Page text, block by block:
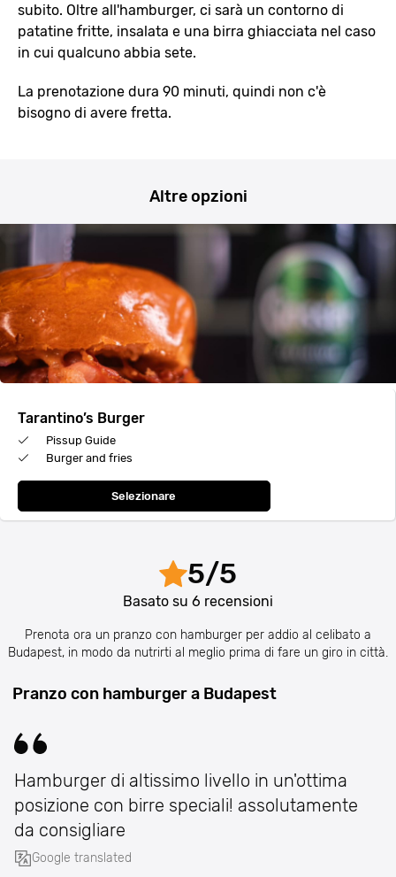
subito. Oltre all'hamburger, ci sarà un contorno di
patatine fritte, insalata e una birra ghiacciata nel caso
in cui qualcuno abbia sete.
La prenotazione dura 90 minuti, quindi non c'è
bisogno di avere fretta.
Altre opzioni
Tarantino’s Burger
Pissup Guide
Burger and fries
Selezionare
5/5
Basato su 6 recensioni
Prenota ora un pranzo con hamburger per addio al celibato a
Budapest, in modo da nutrirti al meglio prima di fare un giro in città.
Pranzo con hamburger a Budapest
Hamburger di altissimo livello in un'ottima
posizione con birre speciali! assolutamente
da consigliare
Google translated